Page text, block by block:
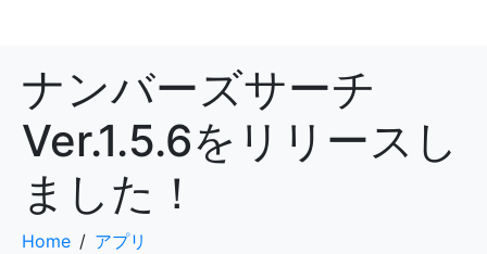
ナンバーズサーチ
Ver.1.5.6をリリースし
ました！
Home
アプリ